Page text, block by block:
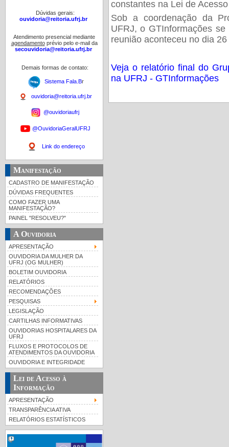
Dúvidas gerais:
ouvidoria@reitoria.ufrj.br
Atendimento presencial mediante
agendamentoprévio pelo e-mail da
secouvidoria@reitoria.ufrj.br
Demais formas de contato:
Sistema Fala.Br
ouvidoria@reitoria.ufrj.br
@ouvidoriaufrj
@OuvidoriaGeralUFRJ
Link do endereço
Manifestação
CADASTRO DE MANIFESTAÇÃO
DÚVIDAS FREQUENTES
COMO FAZER UMA
MANIFESTAÇÃO?
PAINEL "RESOLVEU?"
A Ouvidoria
APRESENTAÇÃO
OUVIDORIA DA MULHER DA
UFRJ (OG MULHER)
BOLETIM OUVIDORIA
RELATÓRIOS
RECOMENDAÇÕES
PESQUISAS
LEGISLAÇÃO
CARTILHAS INFORMATIVAS
OUVIDORIAS HOSPITALARES DA
UFRJ
FLUXOS E PROTOCOLOS DE
ATENDIMENTOS DA OUVIDORIA
OUVIDORIA E INTEGRIDADE
Lei de Acesso à
Informação
APRESENTAÇÃO
TRANSPARÊNCIA ATIVA
RELATÓRIOS ESTATÍSTICOS
constantes na Lei de
Sob a coordenação da
UFRJ, o GTInformações
reunião aconteceu no dia
Veja o relatório final do
na UFRJ - GTInformações